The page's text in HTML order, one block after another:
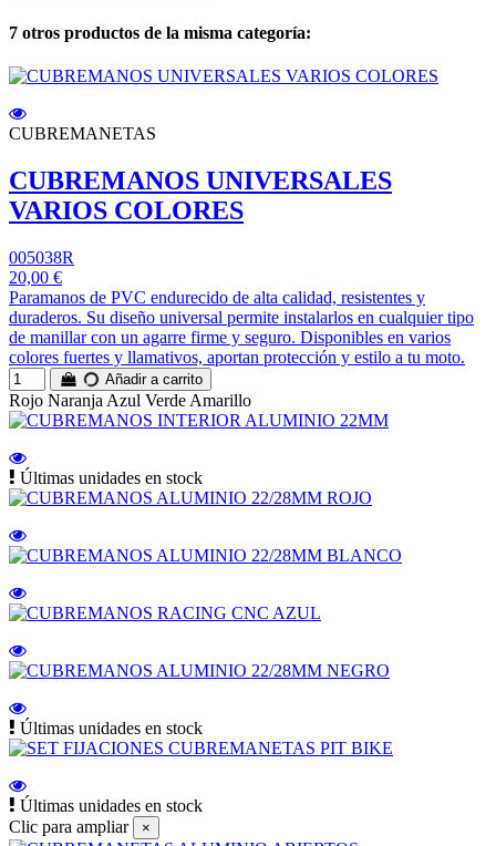
7 otros productos de la misma categoría:
CUBREMANETAS
CUBREMANOS UNIVERSALES
VARIOS COLORES
005038R
20,00 €
Paramanos de PVC endurecido de alta calidad, resistentes y
duraderos. Su diseño universal permite instalarlos en cualquier tipo
de manillar con un agarre firme y seguro. Disponibles en varios
colores fuertes y llamativos, aportan protección y estilo a tu moto.
Añadir a carrito
Rojo Naranja Azul Verde Amarillo
Últimas unidades en stock
Últimas unidades en stock
Últimas unidades en stock
Clic para ampliar
×